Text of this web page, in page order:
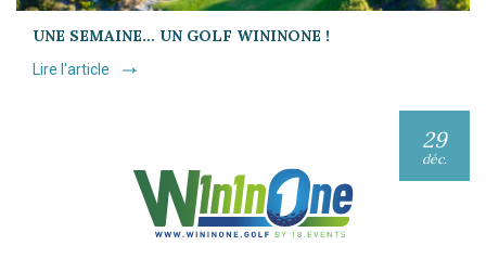
UNE SEMAINE… UN GOLF WININONE !
Lire l'article
29
déc.